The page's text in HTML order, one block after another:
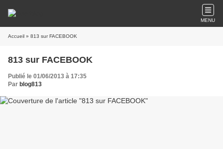
MENU
Accueil » 813 sur FACEBOOK
813 sur FACEBOOK
Publié le 01/06/2013 à 17:35
Par blog813